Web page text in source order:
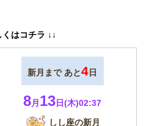
くはコチラ ↓↓
新月まで あと4日
8月 13日(木)02:37
しし座の新月